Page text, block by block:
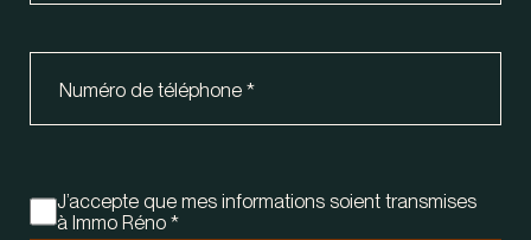
Numéro de téléphone *
J’accepte que mes informations soient transmises
à Immo Réno*